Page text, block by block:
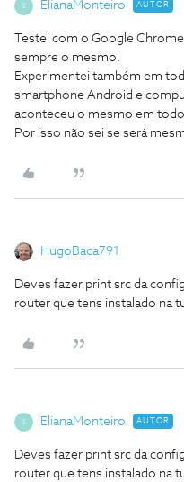
E ElianaMonteiro AUTOR
Testei com o Google
sempre o mesmo.
Experimentei também em
smartphone Android e
aconteceu o mesmo em
Por isso não sei se será
HugoBaca791
Deves fazer print src da
router que tens instalado na
E ElianaMonteiro AUTOR
Deves fazer print src da
router que tens instalado na